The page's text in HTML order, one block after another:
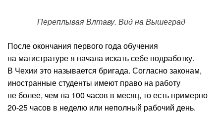
Переплывая Влтаву. Вид на Вышеград
После окончания первого года обучения
на магистратуре я начала искать себе подработку.
В Чехии это называется бригада. Согласно законам,
иностранные студенты имеют право на работу
не более, чем на 100 часов в месяц, то есть примерно
20-25 часов в неделю или неполный рабочий день.